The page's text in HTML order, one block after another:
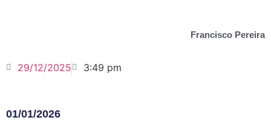
Francisco Pereira
29/12/2025 3:49 pm
01/01/2026